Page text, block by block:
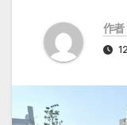
作者